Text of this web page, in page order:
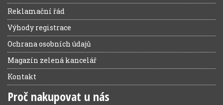
Reklamační řád
Výhody registrace
Ochrana osobních údajů
Magazín zelená kancelář
Kontakt
Proč nakupovat u nás